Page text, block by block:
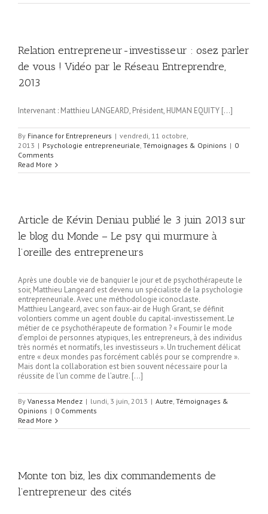
Relation entrepreneur-investisseur : osez parler
de vous ! Vidéo par le Réseau Entreprendre,
2013
Intervenant : Matthieu LANGEARD, Président, HUMAN EQUITY […]
By Finance for Entrepreneurs | vendredi, 11 octobre,
2013 | Psychologie entrepreneuriale, Témoignages & Opinions | 0
Comments
Read More
Article de Kévin Deniau publié le 3 juin 2013 sur
le blog du Monde – Le psy qui murmure à
l’oreille des entrepreneurs
Après une double vie de banquier le jour et de psychothérapeute le
soir, Matthieu Langeard est devenu un spécialiste de la psychologie
entrepreneuriale. Avec une méthodologie iconoclaste.
Matthieu Langeard, avec son faux-air de Hugh Grant, se définit
volontiers comme un agent double du capital-investissement. Le
métier de ce psychothérapeute de formation ? « Fournir le mode
d’emploi de personnes atypiques, les entrepreneurs, à des individus
très normés et normatifs, les investisseurs ». Un truchement délicat
entre « deux mondes pas forcément cablés pour se comprendre ».
Mais dont la collaboration est bien souvent nécessaire pour la
réussite de l’un comme de l’autre. […]
By Vanessa Mendez | lundi, 3 juin, 2013 | Autre, Témoignages &
Opinions | 0 Comments
Read More
Monte ton biz, les dix commandements de
l’entrepreneur des cités